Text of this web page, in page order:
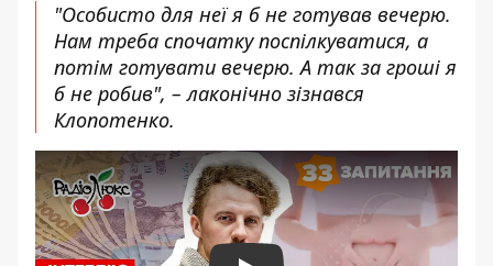
"Особисто для неї я б не готував вечерю.
Нам треба спочатку поспілкуватися, а
потім готувати вечерю. А так за гроші я
б не робив", – лаконічно зізнався
Клопотенко.